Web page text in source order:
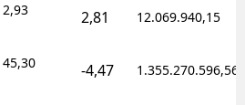
2,93 2,81 12.069.940,15
45,30 -4,47 1.355.270.596,56